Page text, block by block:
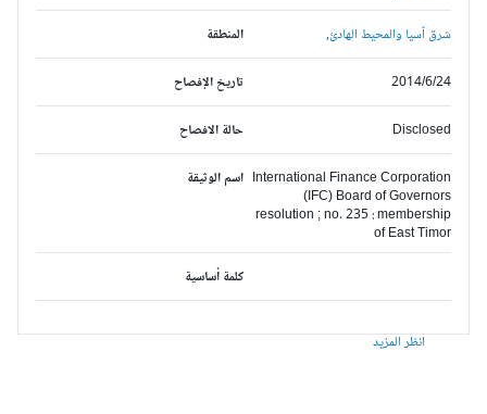
المنطقة شرق آسيا والمحيط الهادئ,
تاريخ الإفصاح 2014/6/24
حالة الافصاح Disclosed
اسم الوثيقة International Finance Corporation
(IFC) Board of Governors
resolution ; no. 235 : membership
of East Timor
كلمة أساسية
انظر المزيد